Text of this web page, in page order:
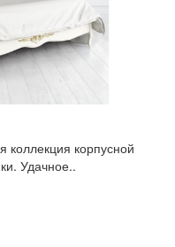
коллекция корпусной
Удачное..